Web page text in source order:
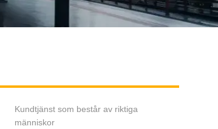
Kundtjänst som består av riktiga
människor